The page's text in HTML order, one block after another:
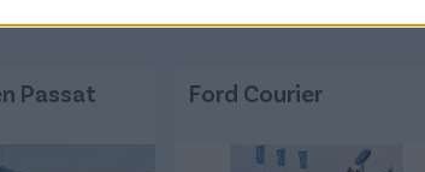
Passat Ford Courier